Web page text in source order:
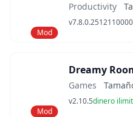
Mod
Productivity
v7.8.0.2512110000
Mod
Dreamy
Games
v2.10.5dinero